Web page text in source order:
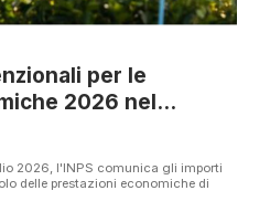
per le
2026 nel
2026, l'INPS comunica gli importi
delle prestazioni economiche di